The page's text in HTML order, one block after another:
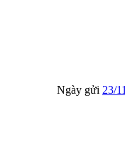
Ngày gửi 23/